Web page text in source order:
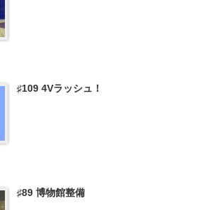
♯109 4Vラッシュ！
♯89 博物館整備